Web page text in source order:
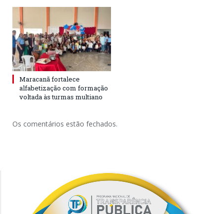
Maracanã fortalece
alfabetização com formação
voltada às turmas multiano
Os comentários estão fechados.